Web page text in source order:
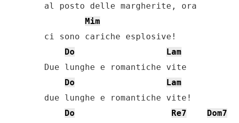
al posto delle margherite, ora
Mim
ci sono cariche esplosive!
Do
Lam
Due lunghe e romantiche vite
Do
Lam
due lunghe e romantiche vite!
Do
Re7
Dom7